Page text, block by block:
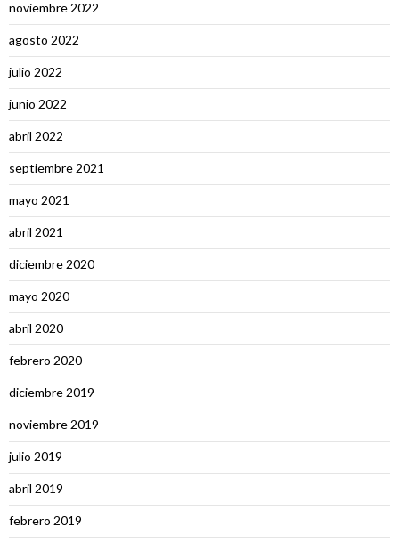
noviembre 2022
agosto 2022
julio 2022
junio 2022
abril 2022
septiembre 2021
mayo 2021
abril 2021
diciembre 2020
mayo 2020
abril 2020
febrero 2020
diciembre 2019
noviembre 2019
julio 2019
abril 2019
febrero 2019